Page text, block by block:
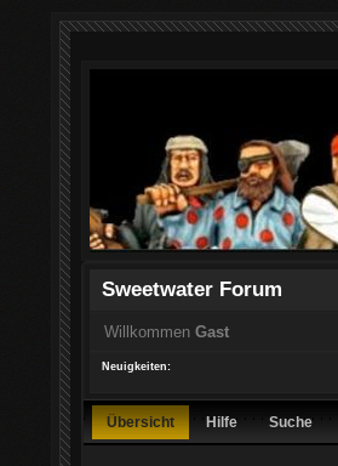
Sweetwater Forum
Willkommen Gast
Neuigkeiten:
Übersicht Hilfe Suche